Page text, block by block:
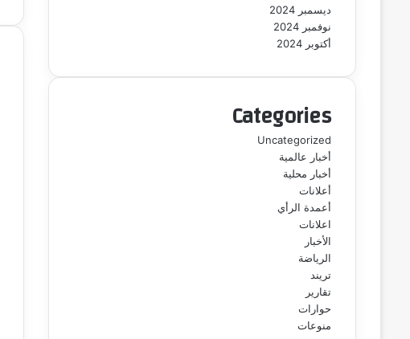
ديسمبر 2024
نوفمبر 2024
أكتوبر 2024
Categories
Uncategorized
أخبار عالمية
أخبار محلية
أعلانات
أعمدة الرأي
اعلانات
الأخبار
الرياضة
تريند
تقارير
حوارات
منوعات